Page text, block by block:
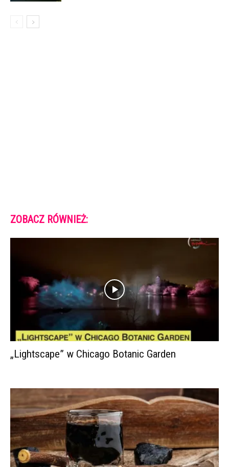
ZOBACZ RÓWNIEŻ:
„Lightscape” w Chicago Botanic Garden